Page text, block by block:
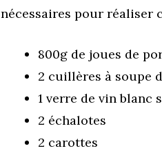
nécessaires pour réaliser
800g de joues de
2 cuillères à soupe
1 verre de vin blanc
2 échalotes
2 carottes